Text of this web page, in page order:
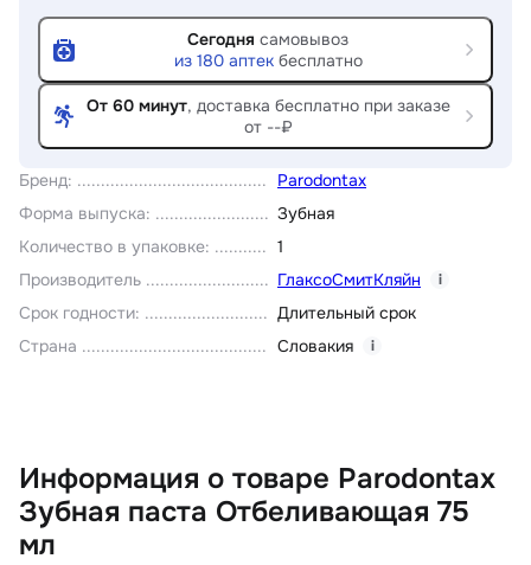
Бренд:
Parodontax
Форма выпуска:
Зубная
Количество в упаковке:
1
Производитель
ГлаксоСмитКляйн i
Срок годности:
Длительный срок
Страна
Словакия i
Сегодня самовывоз
из 180 аптекбесплатно
От 60 минут, доставка бесплатно при заказе
от --₽
Информация о товаре Parodontax
Зубная паста Отбеливающая 75
мл